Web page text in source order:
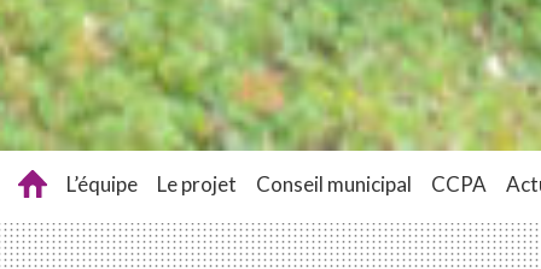
L’équipe Le projet Conseil municipal CCPA